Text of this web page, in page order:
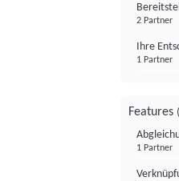
2 Partner
Ihre
1 Partner
Features
1 Partner